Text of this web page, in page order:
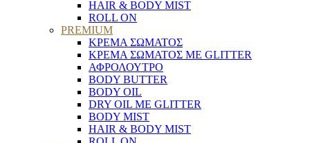
HAIR & BODY MIST
ROLL ON
PREMIUM
ΚΡΕΜΑ ΣΩΜΑΤΟΣ
ΚΡΕΜΑ ΣΩΜΑΤΟΣ ΜΕ GLITTER
ΑΦΡΟΛΟΥΤΡΟ
BODY BUTTER
BODY OIL
DRY OIL ΜΕ GLITTER
BODY MIST
HAIR & BODY MIST